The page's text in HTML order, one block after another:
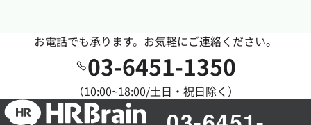
お電話でも承ります。お気軽にご連絡ください。
03-6451-1350
（10:00~18:00/土日・祝日除く）